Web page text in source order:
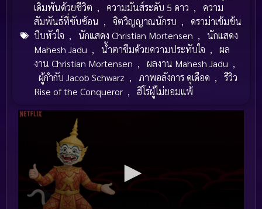
เดิมพันด้วยชีวิต , ความมันส์ระดับ 5 ดาว ,
ความ
สัมพันธ์ที่ซับซ้อน , จิตวิญญาณนักรบ ,
ดราม่าเข้มข้น
บีบหัวใจ , นักแสดง Christian Mortensen ,
นักแสดง
Mahesh Jadu , น้ำตาซึมด้วยความประทับใจ ,
ผล
งาน Christian Mortensen , ผลงาน Mahesh Jadu ,
ผู้กำกับ Jacob Schwarz , ภาพอลังการ ดุเดือด ,
รีวิว
Rise of the Conqueror , ฮีโร่ผู้ไม่ยอมแพ้